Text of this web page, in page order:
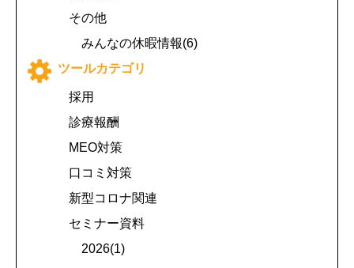
その他
みんなの休暇情報(6)
ツールカテゴリ
採用
診療報酬
MEO対策
口コミ対策
新型コロナ関連
セミナー資料
2026(1)